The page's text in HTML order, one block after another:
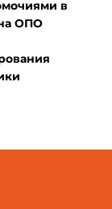
в
ОПО